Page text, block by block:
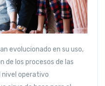
evolucionado en su uso,
de los procesos de las
nivel operativo